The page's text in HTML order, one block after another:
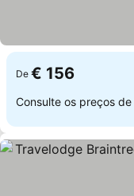
De € 156
Consulte os preços de